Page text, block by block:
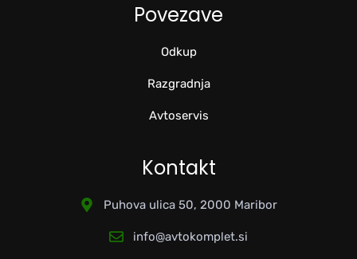
Povezave
Odkup
Razgradnja
Avtoservis
Kontakt
Puhova ulica 50, 2000 Maribor
info@avtokomplet.si